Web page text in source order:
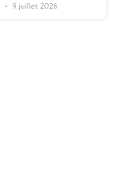
9 juillet 2026